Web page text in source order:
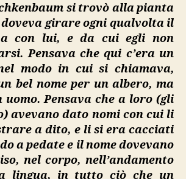
si trovò alla pianta
girare ogni qualvolta il
con lui, e da cui egli non
Pensava che qui c’era un
modo in cui si chiamava,
bel nome per un albero, ma
Pensava che a loro (gli
avevano dato nomi con cui li
a dito, e li si era cacciati
a pedate e il nome dovevano
nel corpo, nell’andamento
lingua, in tutto ciò che un